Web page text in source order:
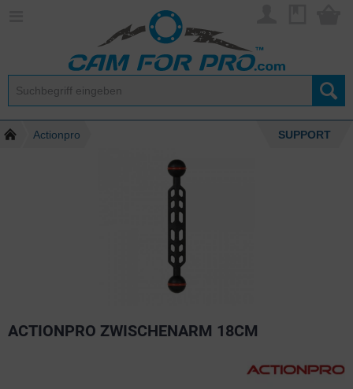
Actionpro SUPPORT
ACTIONPRO ZWISCHENARM 18CM